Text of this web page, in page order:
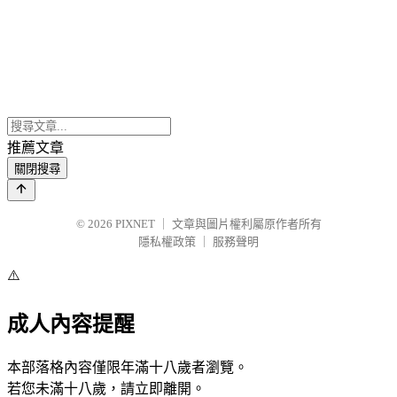
推薦文章
關閉搜尋
© 2026 PIXNET
文章與圖片權利屬原作者所有
隱私權政策
服務聲明
⚠️
成人內容提醒
本部落格內容僅限年滿十八歲者瀏覽。
若您未滿十八歲，請立即離開。